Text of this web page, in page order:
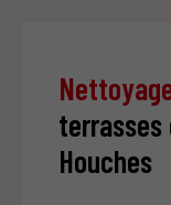
terrasses
Houches